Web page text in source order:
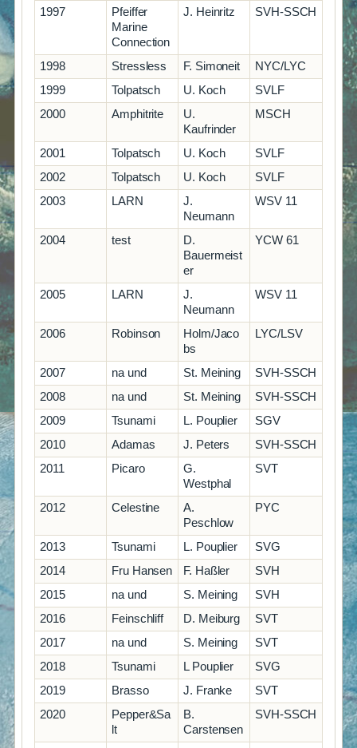
1997
Pfeiffer
Marine
Connection
J. Heinritz SVH-SSCH
1998 Stressless F. Simoneit
NYC/LYC
1999
Tolpatsch U. Koch
SVLF
2000
Amphitrite
U.
Kaufrinder
MSCH
2001 Tolpatsch U. Koch
SVLF
2002
Tolpatsch U. Koch
SVLF
2003
LARN
J.
Neumann
WSV 11
2004 test
D.
Bauermeist
er
YCW 61
2005 LARN
J.
Neumann
WSV 11
2006 Robinson
Holm/Jaco
bs
LYC/LSV
2007 na und St. Meining
SVH-SSCH
2008
na und St. Meining
SVH-SSCH
2009
Tsunami L. Pouplier
SGV
2010
Adamas J. Peters
SVH-SSCH
2011
Picaro
G.
Westphal
SVT
2012 Celestine
A.
Peschlow
PYC
2013 Tsunami L. Pouplier
SVG
2014
Fru Hansen F. Haßler
SVH
2015
na und S. Meining
SVH
2016
Feinschliff D. Meiburg
SVT
2017
na und S. Meining
SVT
2018
Tsunami L Pouplier
SVG
2019
Brasso J. Franke
SVT
2020
Pepper&Sa
lt
B.
Carstensen
SVH-SSCH